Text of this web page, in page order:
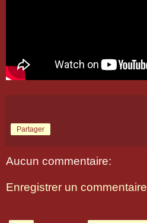
Partager
Aucun commentaire:
Enregistrer un commentaire